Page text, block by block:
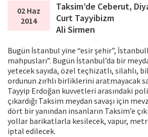
02 Haz
2014
Taksim’de Ceberut,
Curt Tayyibizm
Ali Sirmen
Bugün İstanbul yine “esir şehir”,
mahpusları”. Bugün İstanbul’da bir
yetecek sayıda, özel teçhizatlı, silahlı,
ordunun zırhlı birliklerini aratmayacak
Tayyip Erdoğan kuvvetleri arasındaki
çıkardığı Taksim meydan savaşı için
dört bir yanından insanların Taksim’e
yollar barikatlarla kesilecek, vapur,
iptal edilecek.